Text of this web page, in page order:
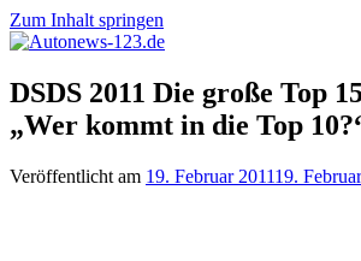
Zum Inhalt springen
Autonews-
123.de
Autonews
mit
Charme
DSDS 2011 Die große Top
„Wer kommt in die Top
Veröffentlicht am 19. Februar 201119.